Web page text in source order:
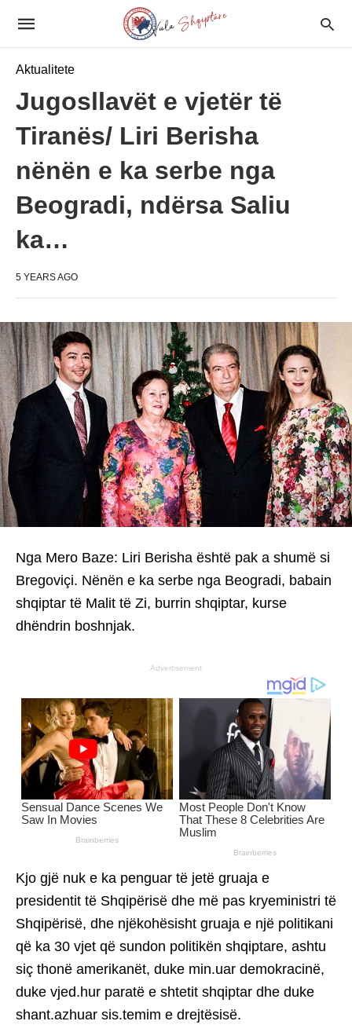
Aktualitete
Jugosllavët e vjetër të
Tiranës/ Liri Berisha
nënën e ka serbe nga
Beogradi, ndërsa Saliu
ka…
5 YEARS AGO
Nga Mero Baze: Liri Berisha është pak a shumë si
Bregoviçi. Nënën e ka serbe nga Beogradi, babain
shqiptar të Malit të Zi, burrin shqiptar, kurse
dhëndrin boshnjak.
Advertisement
Kjo gjë nuk e ka penguar të jetë gruaja e
presidentit të Shqipërisë dhe më pas kryeministri të
Shqipërisë, dhe njëkohësisht gruaja e një politikani
që ka 30 vjet që sundon politikën shqiptare, ashtu
siç thonë amerikanët, duke min.uar demokracinë,
duke vjed.hur paratë e shtetit shqiptar dhe duke
shant.azhuar sis.temim e drejtësisë.